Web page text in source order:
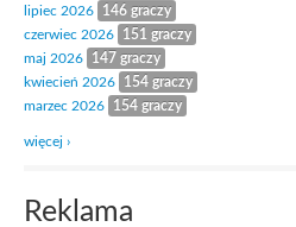
lipiec 2026
146 graczy
czerwiec 2026
151 graczy
maj 2026
147 graczy
kwiecień 2026
154 graczy
marzec 2026
154 graczy
więcej ›
Reklama